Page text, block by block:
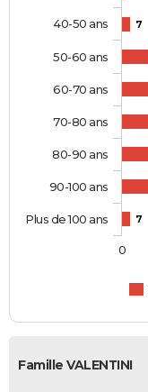
7
7
40-50 ans
50-60 ans
60-70 ans
70-80 ans
80-90 ans
90-100 ans
Plus de 100 ans
0
Famille VALENTINI